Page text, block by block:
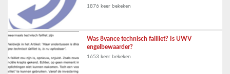
1876 keer bekeken
Was 8vance technisch failliet? Is UWV
engelbewaarder?
1653 keer bekeken